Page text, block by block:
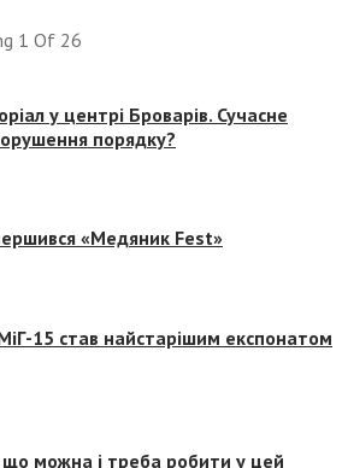
1 Of 26
у центрі Броварів. Сучасне
порядку?
«Медяник Fest»
15 став найстарішим експонатом
можна і треба робити у цей